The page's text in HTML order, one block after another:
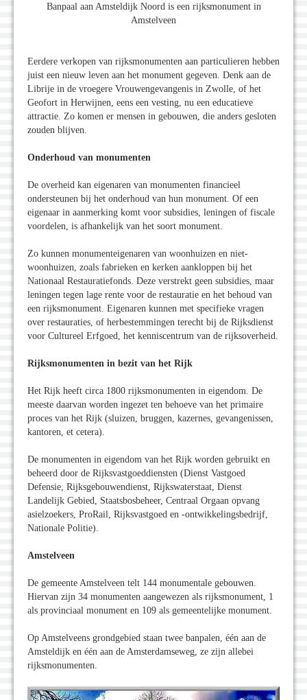
Banpaal aan Amsteldijk Noord is een rijksmonument in
Amstelveen
Eerdere verkopen van rijksmonumenten aan particulieren hebben
juist een nieuw leven aan het monument gegeven. Denk aan de
Librije in de vroegere Vrouwengevangenis in Zwolle, of het
Geofort in Herwijnen, eens een vesting, nu een educatieve
attractie. Zo komen er mensen in gebouwen, die anders gesloten
zouden blijven.
Onderhoud van monumenten
De overheid kan eigenaren van monumenten financieel
ondersteunen bij het onderhoud van hun monument. Of een
eigenaar in aanmerking komt voor subsidies, leningen of fiscale
voordelen, is afhankelijk van het soort monument.
Zo kunnen monumenteigenaren van woonhuizen en niet-
woonhuizen, zoals fabrieken en kerken aankloppen bij het
Nationaal Restauratiefonds. Deze verstrekt geen subsidies, maar
leningen tegen lage rente voor de restauratie en het behoud van
een rijksmonument. Eigenaren kunnen met specifieke vragen
over restauraties, of herbestemmingen terecht bij de Rijksdienst
voor Cultureel Erfgoed, het kenniscentrum van de rijksoverheid.
Rijksmonumenten in bezit van het Rijk
Het Rijk heeft circa 1800 rijksmonumenten in eigendom. De
meeste daarvan worden ingezet ten behoeve van het primaire
proces van het Rijk (sluizen, bruggen, kazernes, gevangenissen,
kantoren, et cetera).
De monumenten in eigendom van het Rijk worden gebruikt en
beheerd door de Rijksvastgoeddiensten (Dienst Vastgoed
Defensie, Rijksgebouwendienst, Rijkswaterstaat, Dienst
Landelijk Gebied, Staatsbosbeheer, Centraal Orgaan opvang
asielzoekers, ProRail, Rijksvastgoed en -ontwikkelingsbedrijf,
Nationale Politie).
Amstelveen
De gemeente Amstelveen telt 144 monumentale gebouwen.
Hiervan zijn 34 monumenten aangewezen als rijksmonument, 1
als provinciaal monument en 109 als gemeentelijke monument.
Op Amstelveens grondgebied staan twee banpalen, één aan de
Amsteldijk en één aan de Amsterdamseweg, ze zijn allebei
rijksmonumenten.